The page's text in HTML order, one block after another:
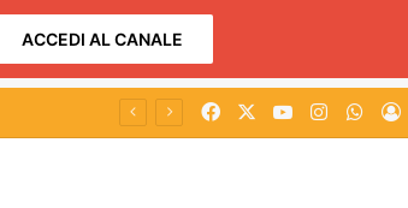
ACCEDI AL CANALE
Facebook You TubeInstagram